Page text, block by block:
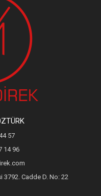
57
14 96
Cadde D. No: 22